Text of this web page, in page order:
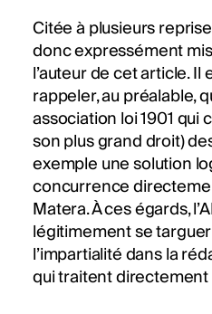
Citée à plusieurs
donc expressément
l’auteur de cet article.
rappeler, au préalable,
association loi 1901 qui
son plus grand droit)
exemple une solution
concurrence
Matera. À ces égards,
légitimement se
l’impartialité dans la
qui traitent